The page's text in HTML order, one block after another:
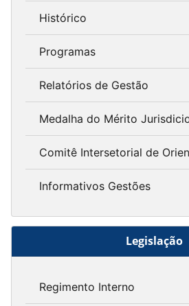
Histórico
Programas
Relatórios de Gestão
Medalha do Mérito
Comitê Intersetorial de
Informativos Gestões
Legislação
Regimento Interno